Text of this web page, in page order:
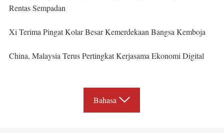
Rentas Sempadan
Xi Terima Pingat Kolar Besar Kemerdekaan Bangsa Kemboja
China, Malaysia Terus Pertingkat Kerjasama Ekonomi Digital
Bahasa